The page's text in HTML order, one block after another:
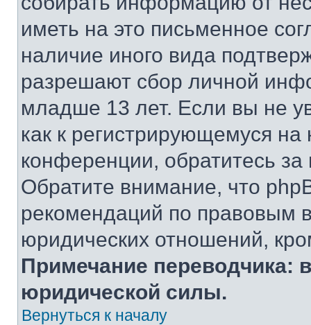
иметь на это письменное
наличие иного вида
разрешают сбор личной
младше 13 лет. Если вы не
как к регистрирующемуся
конференции, обратитесь
Обратите внимание, что
рекомендаций по правовым
юридических отношений,
Примечание переводчика:
юридической силы.
Вернуться к началу